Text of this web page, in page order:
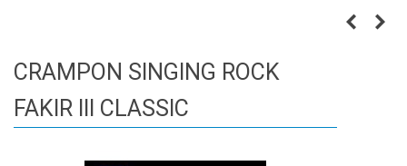
CRAMPON SINGING ROCK
FAKIR III CLASSIC